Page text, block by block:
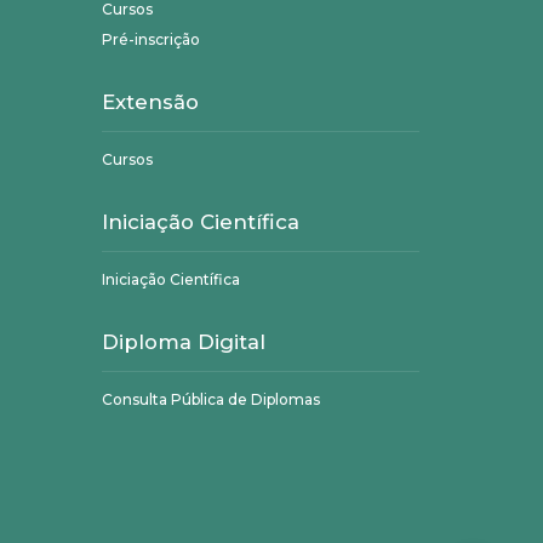
Cursos
Pré-inscrição
Extensão
Cursos
Iniciação Científica
Iniciação Científica
Diploma Digital
Consulta Pública de Diplomas